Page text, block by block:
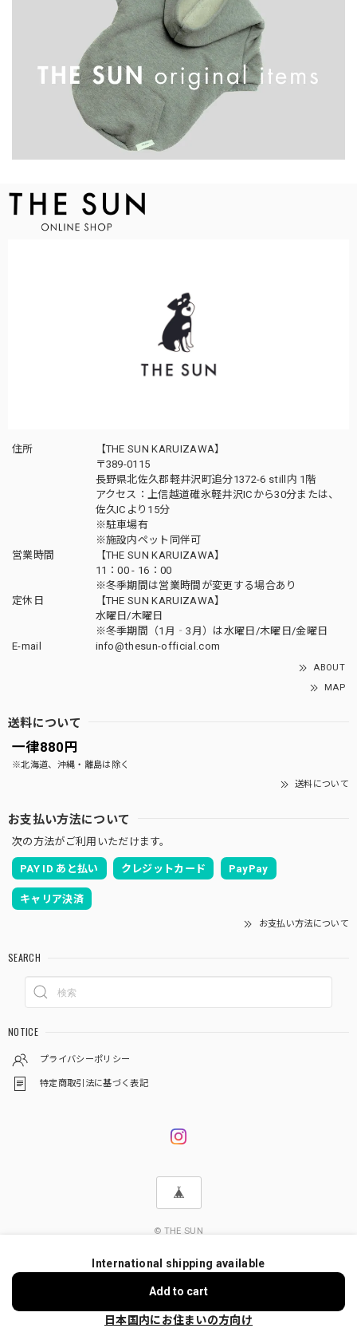
住所
【THE SUN KARUIZAWA】
〒389-0115
長野県北佐久郡軽井沢町追分1372-6 still内 1階
アクセス：上信越道碓氷軽井沢ICから30分または、
佐久ICより15分
※駐車場有
※施設内ペット同伴可
営業時間
【THE SUN KARUIZAWA】
11：00 - 16：00
※冬季期間は営業時間が変更する場合あり
定休日
【THE SUN KARUIZAWA】
水曜日/木曜日
※冬季期間（1月‐3月）は水曜日/木曜日/金曜日
E-mail
info@thesun-official.com
ABOUT
MAP
送料について
一律880円
※北海道、沖縄・離島は除く
送料について
お支払い方法について
次の方法がご利用いただけます。
PAY ID あと払い クレジットカード PayPay
キャリア決済
お支払い方法について
SEARCH
NOTICE
プライバシーポリシー
特定商取引法に基づく表記
© THE SUN
International shipping available
Add to cart
日本国内にお住まいの方向け
ショップに質問する